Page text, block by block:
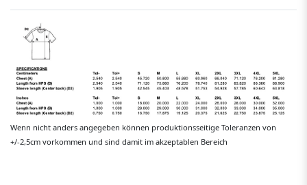
Wenn nicht anders angegeben können produktionsseitige Toleranzen von
+/-2,5cm vorkommen und sind damit im akzeptablen Bereich